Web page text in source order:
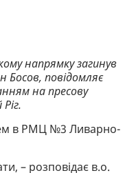
напрямку загинув
Босов, повідомляє
на пресову
в РМЦ №3 Ливарно-
– розповідає в.о.